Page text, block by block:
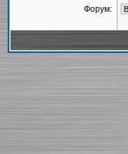
Форум: